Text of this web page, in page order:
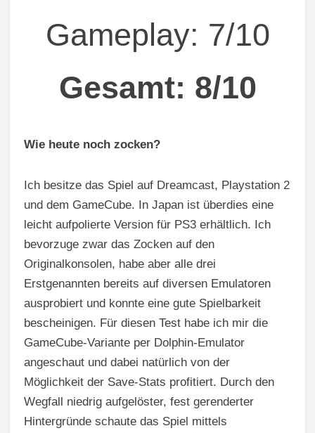
Gameplay: 7/10
Gesamt: 8/10
Wie heute noch zocken?
Ich besitze das Spiel auf Dreamcast, Playstation 2
und dem GameCube. In Japan ist überdies eine
leicht aufpolierte Version für PS3 erhältlich. Ich
bevorzuge zwar das Zocken auf den
Originalkonsolen, habe aber alle drei
Erstgenannten bereits auf diversen Emulatoren
ausprobiert und konnte eine gute Spielbarkeit
bescheinigen. Für diesen Test habe ich mir die
GameCube-Variante per Dolphin-Emulator
angeschaut und dabei natürlich von der
Möglichkeit der Save-Stats profitiert. Durch den
Wegfall niedrig aufgelöster, fest gerenderter
Hintergründe schaute das Spiel mittels